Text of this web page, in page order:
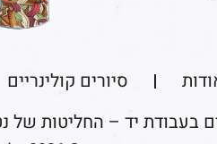
סיורים קולינריים​
בעבודת יד – החליטות של